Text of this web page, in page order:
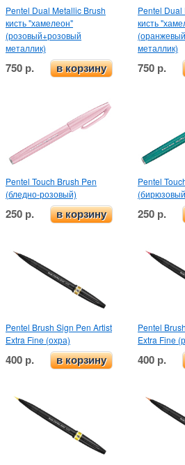
Pentel Dual Metallic Brush
кисть "хамелеон"
(розовый+розовый
металлик)
750 р. в корзину
Pentel
кисть
металлик)
750 р.
Pentel Touch Brush Pen
(бледно-розовый)
250 р. в корзину
Pentel
250 р.
Pentel Brush Sign Pen Artist
Extra Fine (охра)
400 р. в корзину
Pentel
Extra Fine
400 р.